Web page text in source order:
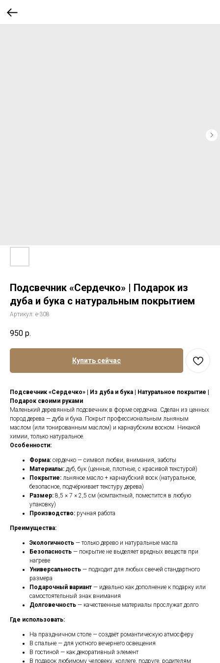
Подсвечник «Сердечко» | Подарок из
дуба и бука с натуральным покрытием
Артикул: е-308
950 р.
Купить сейчас
Подсвечник «Сердечко» | Из дуба и бука | Натуральное покрытие |
Подарок своими руками
Маленький деревянный подсвечник в форме сердечка. Сделан из ценных
пород дерева — дуба и бука. Покрыт профессиональным льняным
маслом (или тонированным маслом) и карнаубским воском. Никакой
химии, только натуральное.
Особенности:
Форма: сердечко — символ любви, внимания, заботы
Материалы: дуб, бук (ценные, плотные, с красивой текстурой)
Покрытие: льняное масло + карнаубский воск (натуральное,
безопасное, подчёркивает текстуру дерева)
Размер: 8,5 × 7 × 2,5 см (компактный, поместится в любую
упаковку)
Производство: ручная работа
Преимущества:
Экологичность — только дерево и натуральные масла
Безопасность — покрытие не выделяет вредных веществ при
нагреве
Универсальность — подходит для любых свечей стандартного
размера
Подарочный вариант — идеально как дополнение к подарку или
самостоятельный знак внимания
Долговечность — качественные материалы прослужат долго
Где использовать:
На праздничном столе — создаёт романтическую атмосферу
В спальне — для уютного вечернего освещения
В гостиной — как декоративный элемент
В подарок любимому человеку, коллеге, подруге, родителям